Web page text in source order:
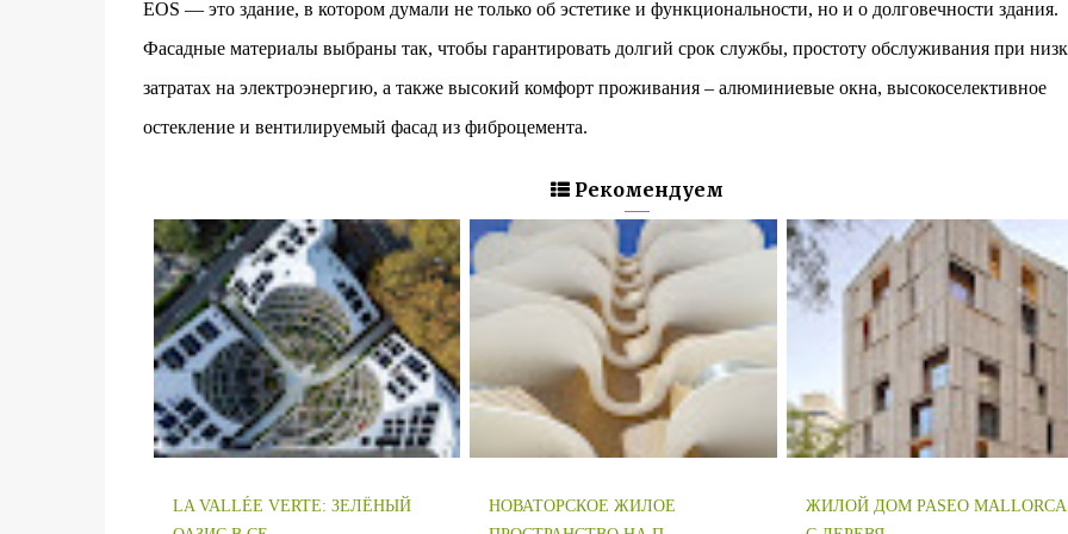
EOS — это здание, в котором думали не только об эстетике и функциональности, но и о долговечности здания.
Фасадные материалы выбраны так, чтобы гарантировать долгий срок службы, простоту обслуживания при
затратах на электроэнергию, а также высокий комфорт проживания – алюминиевые окна, высокоселективное
остекление и вентилируемый фасад из фиброцемента.
Рекомендуем
LA VALLÉE VERTE: ЗЕЛЁНЫЙ
НОВАТОРСКОЕ ЖИЛОЕ
ЖИЛОЙ ДОМ PASEO MALLORCA